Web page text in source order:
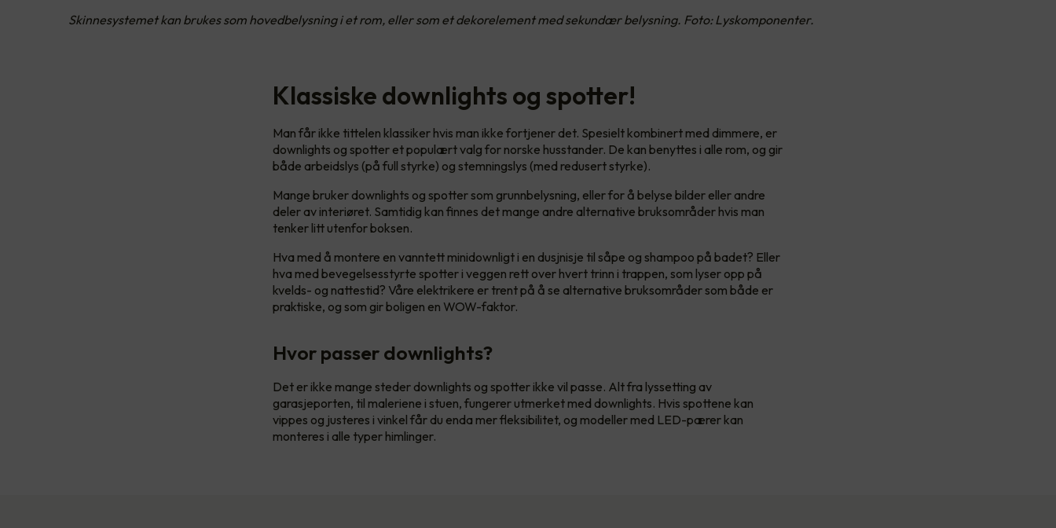
Skinnesystemet kan brukes som hovedbelysning i et rom, eller som et dekorelement med sekundær belysning. Foto: Lyskomponenter.
Klassiske downlights og spotter!
Man får ikke tittelen klassiker hvis man ikke fortjener det. Spesielt kombinert med dimmere, er
downlights og spotter et populært valg for norske husstander. De kan benyttes i alle rom, og gir
både arbeidslys (på full styrke) og stemningslys (med redusert styrke).
Mange bruker downlights og spotter som grunnbelysning, eller for å belyse bilder eller andre
deler av interiøret. Samtidig kan finnes det mange andre alternative bruksområder hvis man
tenker litt utenfor boksen.
Hva med å montere en vanntett minidownligt i en dusjnisje til såpe og shampoo på badet? Eller
hva med bevegelsesstyrte spotter i veggen rett over hvert trinn i trappen, som lyser opp på
kvelds- og nattestid? Våre elektrikere er trent på å se alternative bruksområder som både er
praktiske, og som gir boligen en WOW-faktor.
Hvor passer downlights?
Det er ikke mange steder downlights og spotter ikke vil passe. Alt fra lyssetting av
garasjeporten, til maleriene i stuen, fungerer utmerket med downlights. Hvis spottene kan
vippes og justeres i vinkel får du enda mer fleksibilitet, og modeller med LED-pærer kan
monteres i alle typer himlinger.